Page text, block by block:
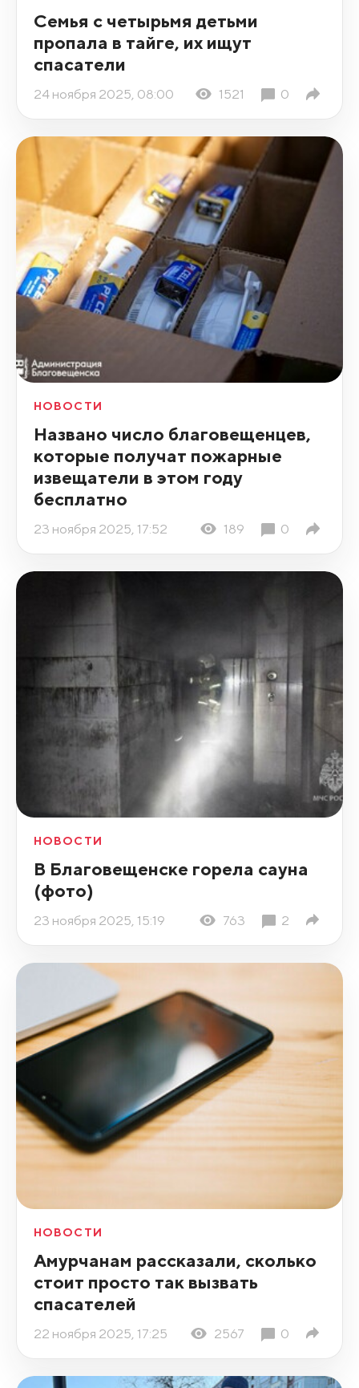
Семья с четырьмя детьми
пропала в тайге, их ищут
спасатели
24 ноября 2025, 08:00 1521 0
НОВОСТИ
Названо число благовещенцев,
которые получат пожарные
извещатели в этом году
бесплатно
23 ноября 2025, 17:52 189 0
НОВОСТИ
В Благовещенске горела сауна
(фото)
23 ноября 2025, 15:19 763 2
НОВОСТИ
Амурчанам рассказали, сколько
стоит просто так вызвать
спасателей
22 ноября 2025, 17:25 2567 0